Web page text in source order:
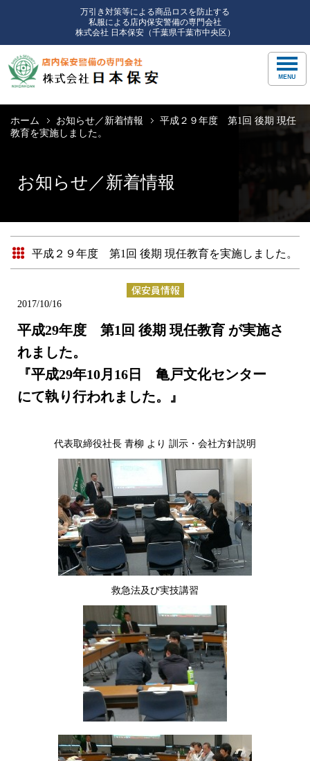
万引き対策等による商品ロスを防止する
私服による店内保安警備の専門会社
株式会社 日本保安（千葉県千葉市中央区）
ホーム お知らせ／新着情報
平成２９年度 第1回 後期 現任
教育を実施しました。
お知らせ／新着情報
平成２９年度 第1回 後期 現任教育を実施しました。
2017/10/16
平成29年度 第1回 後期 現任教育 が実施さ
れました。
『平成29年10月16日 亀戸文化センター
にて執り行われました。』
代表取締役社長 青柳 より 訓示・会社方針説明
救急法及び実技講習